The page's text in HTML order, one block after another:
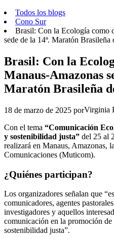
Todos los blogs
Cono Sur
Brasil: Con la Ecología como
sede de la 14ª. Maratón
Brasil: Con la
Manaus-Amazonas
Maratón Brasileña
18 de marzo de 2025 porVirginia
Con el tema “Comunicación
y sostenibilidad justa” del 25 al
realizará en Manaus, Amazonas,
Comunicaciones (Muticom).
¿Quiénes participan?
Los organizadores señalan que
comunicadores, agentes
investigadores y aquellos
comunicación en la promoción
sostenibilidad justa”.